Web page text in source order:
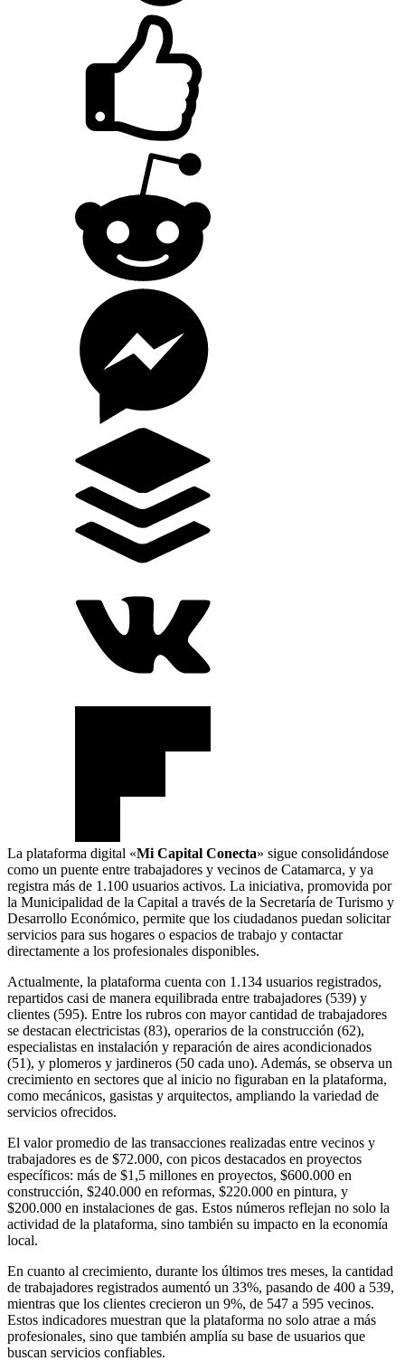
La plataforma digital «Mi Capital Conecta» sigue consolidándose
como un puente entre trabajadores y vecinos de Catamarca, y ya
registra más de 1.100 usuarios activos. La iniciativa, promovida por
la Municipalidad de la Capital a través de la Secretaría de Turismo y
Desarrollo Económico, permite que los ciudadanos puedan solicitar
servicios para sus hogares o espacios de trabajo y contactar
directamente a los profesionales disponibles.
Actualmente, la plataforma cuenta con 1.134 usuarios registrados,
repartidos casi de manera equilibrada entre trabajadores (539) y
clientes (595). Entre los rubros con mayor cantidad de trabajadores
se destacan electricistas (83), operarios de la construcción (62),
especialistas en instalación y reparación de aires acondicionados
(51), y plomeros y jardineros (50 cada uno). Además, se observa un
crecimiento en sectores que al inicio no figuraban en la plataforma,
como mecánicos, gasistas y arquitectos, ampliando la variedad de
servicios ofrecidos.
El valor promedio de las transacciones realizadas entre vecinos y
trabajadores es de $72.000, con picos destacados en proyectos
específicos: más de $1,5 millones en proyectos, $600.000 en
construcción, $240.000 en reformas, $220.000 en pintura, y
$200.000 en instalaciones de gas. Estos números reflejan no solo la
actividad de la plataforma, sino también su impacto en la economía
local.
En cuanto al crecimiento, durante los últimos tres meses, la cantidad
de trabajadores registrados aumentó un 33%, pasando de 400 a 539,
mientras que los clientes crecieron un 9%, de 547 a 595 vecinos.
Estos indicadores muestran que la plataforma no solo atrae a más
profesionales, sino que también amplía su base de usuarios que
buscan servicios confiables.